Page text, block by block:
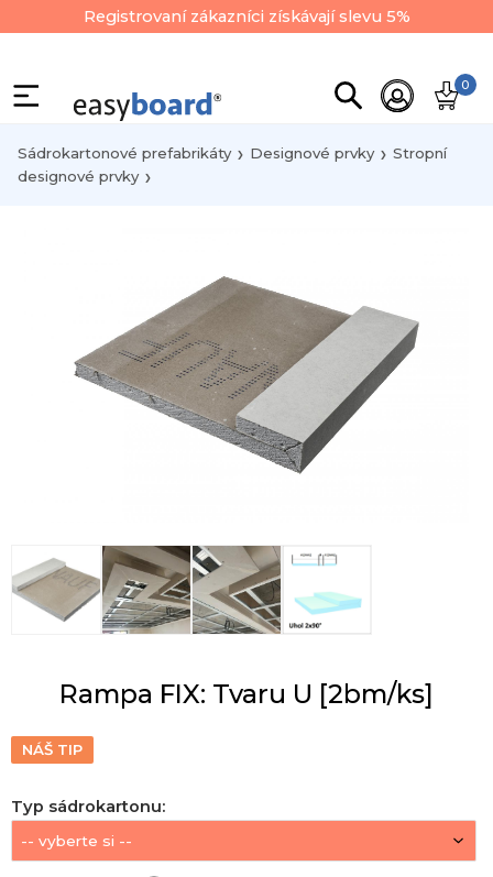
Registrovaní zákazníci získávají slevu 5%
0
Sádrokartonové prefabrikáty Designové prvky
Stropní
designové prvky
Rampa FIX: Tvaru U [2bm/ks]
NÁŠ TIP
Typ sádrokartonu: